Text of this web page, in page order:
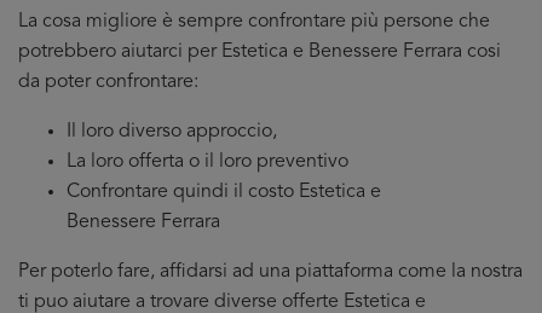
La cosa migliore è sempre confrontare più persone che
potrebbero aiutarci per Estetica e Benessere Ferrara cosi
da poter confrontare:
Il loro diverso approccio,
La loro offerta o il loro preventivo
Confrontare quindi il costo Estetica e
Benessere Ferrara
Per poterlo fare, affidarsi ad una piattaforma come la nostra
ti puo aiutare a trovare diverse offerte Estetica e